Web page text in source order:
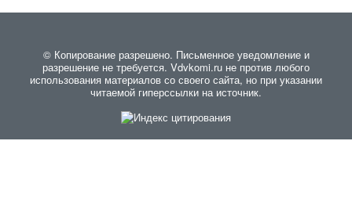
© Копирование разрешено. Письменное уведомление и
разрешение не требуется. Vdvkomi.ru не против любого
использования материалов со своего сайта, но при указании
читаемой гиперссылки на источник.